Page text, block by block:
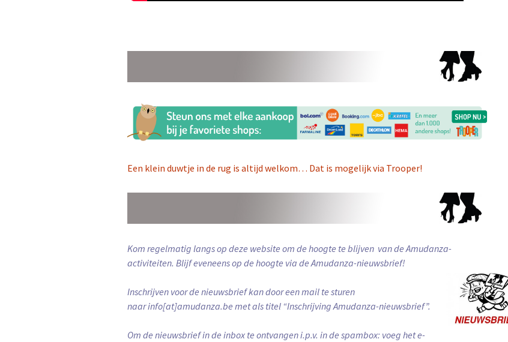
Een klein duwtje in de rug is altijd welkom… Dat is mogelijk via Trooper!
Kom regelmatig langs op deze website om de hoogte te blijven van de Amudanza-
activiteiten. Blijf eveneens op de hoogte via de Amudanza-nieuwsbrief!
Inschrijven voor de nieuwsbrief kan door een mail te sturen
naar info[at]amudanza.be met als titel “Inschrijving Amudanza-nieuwsbrief”.
Om de nieuwsbrief in de inbox te ontvangen i.p.v. in de spambox: voeg het e-